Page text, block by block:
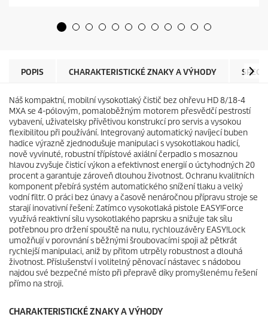
e
ePOPIS CHARAKTERISTICKÉ ZNAKY A VÝHODY
Náš kompaktní, mobilní vysokotlaký čistič bez ohřevu HD 8/18-4
MXA se 4-pólovým, pomaloběžným motorem přesvědčí pestrostí
vybavení, uživatelsky přívětivou konstrukcí pro servis a vysokou
flexibilitou při používání. Integrovaný automatický navíjecí buben
hadice výrazně zjednodušuje manipulaci s vysokotlakou hadicí,
nově vyvinuté, robustní třípístové axiální čerpadlo s mosaznou
hlavou zvyšuje čisticí výkon a efektivnost energií o úctyhodných 20
procent a garantuje zároveň dlouhou životnost. Ochranu kvalitních
komponent přebírá systém automatického snížení tlaku a velký
vodní filtr. O práci bez únavy a časově nenáročnou přípravu stroje se
starají inovativní řešení: Zatímco vysokotlaká pistole EASY!Force
využívá reaktivní sílu vysokotlakého paprsku a snižuje tak sílu
potřebnou pro držení spouště na nulu, rychlouzávěry EASY!Lock
umožňují v porovnání s běžnými šroubovacími spoji až pětkrát
rychlejší manipulaci, aniž by přitom utrpěly robustnost a dlouhá
životnost. Příslušenství i volitelný pěnovací nástavec s nádobou
najdou své bezpečné místo při přepravě díky promyšlenému řešení
přímo na stroji.
CHARAKTERISTICKÉ ZNAKY A VÝHODY